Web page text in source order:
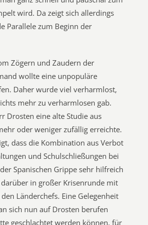
wird. Da zeigt sich allerdings
Parallele zum Beginn der
Zögern und Zaudern der
wollte eine unpopuläre
Daher wurde viel verharmlost,
mehr zu verharmlosen gab.
Drosten eine alte Studie aus
oder weniger zufällig erreichte.
dass die Kombination aus Verbot
und Schulschließungen bei
Spanischen Grippe sehr hilfreich
in großer Krisenrunde mit
Länderchefs. Eine Gelegenheit
sich nun auf Drosten berufen
geschlachtet werden können, für